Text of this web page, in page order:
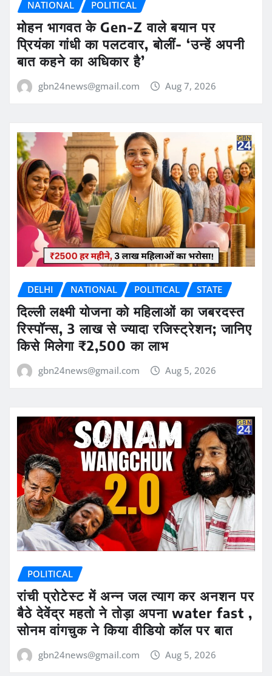
NATIONAL POLITICAL
मोहन भागवत के Gen-Z वाले बयान पर
प्रियंका गांधी का पलटवार, बोलीं- ‘उन्हें अपनी
बात कहने का अधिकार है’
gbn24news@gmail.com Aug 7, 2026
DELHI NATIONAL POLITICAL STATE
दिल्ली लक्ष्मी योजना को महिलाओं का जबरदस्त
रिस्पॉन्स, 3 लाख से ज्यादा रजिस्ट्रेशन; जानिए
किसे मिलेगा ₹2,500 का लाभ
gbn24news@gmail.com Aug 5, 2026
POLITICAL
रांची प्रोटेस्ट में अन्न जल त्याग कर अनशन पर
बैठे देवेंद्र महतो ने तोड़ा अपना water fast ,
सोनम वांगचुक ने किया वीडियो कॉल पर बात
gbn24news@gmail.com Aug 5, 2026